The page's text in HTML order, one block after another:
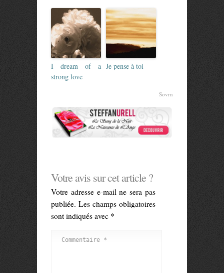
I dream of a
strong love
Je pense à toi
Sovrn
Votre avis sur cet article ?
Votre adresse e-mail ne sera pas
publiée. Les champs obligatoires
sont indiqués avec *